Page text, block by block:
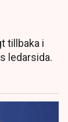
tillbaka i
ledarsida.